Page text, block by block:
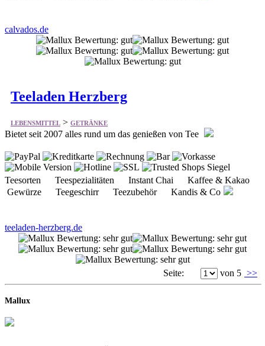
calvados.de
Teeladen Herzberg
LEBENSMITTEL > GETRÄNKE
Bietet seit 2007 alles rund um das genießen von Tee
Teesorten Teespezialitäten Instant Chai Kaffee & Kakao
Gewürze Teegeschirr Teezubehör Kandis & Co
teeladen-herzberg.de
Seite: von 5 >>
Mallux